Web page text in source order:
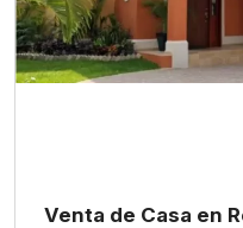
Venta de Casa en